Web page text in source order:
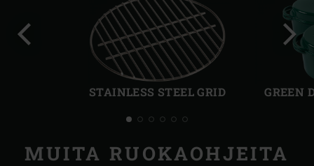
STAINLESS STEEL GRID GREEN
MUITA RUOKAOHJEITA